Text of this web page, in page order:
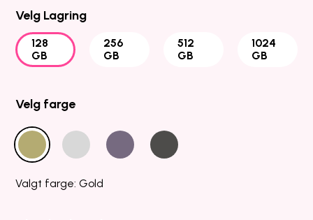
Velg Lagring
128
GB
256
GB
512
GB
1024
GB
Velg farge
Valgt farge: Gold